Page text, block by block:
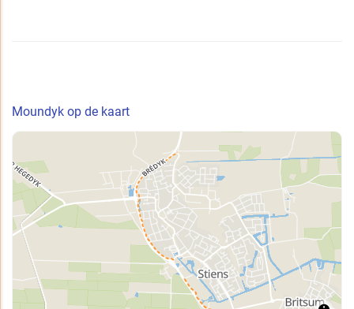
Moundyk op de kaart